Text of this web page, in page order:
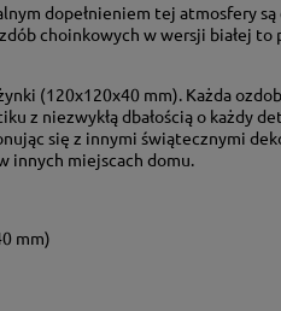
dopełnieniem tej atmosfery
choinkowych w wersji białej to
(120x120x40 mm). Każda
niezwykłą dbałością o każdy
się z innymi świątecznymi
innych miejscach domu.
mm)